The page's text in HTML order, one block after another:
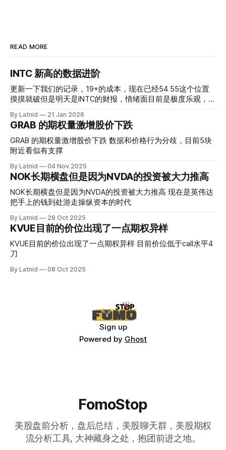
READ MORE
INTC 新高的数据进阶
更新一下我们的记录，19+的成本，现在已经54 55这个位置
摸摸就破但是明天是INTC的财报，情绪面目前是极度乐观，反
是突破前的支撑CC感觉可以做，放远些, 因为18A的经验还未
真正得到普遍大众的关注，当然财报可以继续出新消息顶一下
压力位置。 数据在70驻扎 整体呈现 47 – 60 短期位置
By Latnid 21 Jan 2026
GRAB 的期权量激增股价下跌
GRAB 的期权量激增股价下跌 数据和价格行为分歧，目前5块
附近看似有支撑
By Latnid 04 Nov 2025
NOK长期横盘但是因为NVDA的投资被大力推高
NOK长期横盘但是因为NVDA的投资被大力推高 现在是英伟达
把手上的钱到处游走操纵资本的时代
By Latnid 28 Oct 2025
KVUE目前的价位出现了一点期权异样
KVUE目前的价位出现了一点期权异样 目前价位低于call水平4
刀
By Latnid 08 Oct 2025
Sign up
Powered by Ghost
FomoStop
美股盘前分析，盘后总结，美股聊天群，美股期权
流分析工具, 大神藏身之处，抱团前进之地。